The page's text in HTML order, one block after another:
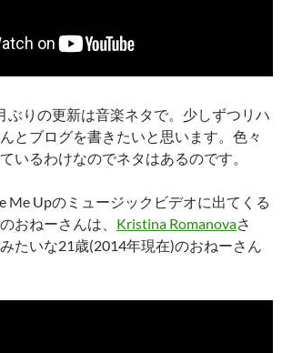
ぶりの更新は音楽ネタで。少しずつリハ
とブログを書きたいと思います。色々
いるわけなのでネタはあるのです。
Me Upのミュージックビデオに出てくる
おねーさんは、 Kristina Romanovaさ
たいな21歳(2014年現在)のおねーさん